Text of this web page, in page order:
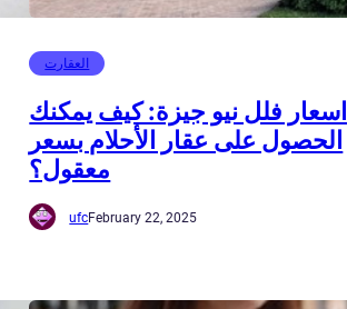
العقارت
اسعار فلل نيو جيزة: كيف يمكنك
الحصول على عقار الأحلام بسعر
معقول؟
ufcFebruary 22, 2025